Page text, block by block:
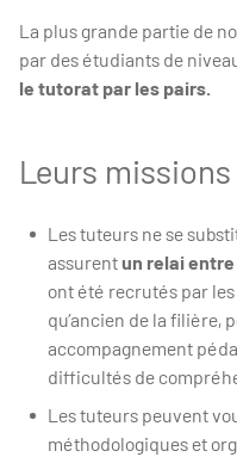
La plus grande partie de
par des étudiants de
le tutorat par les pairs.
Leurs missions
Les tuteurs ne se
assurentun relai entre
ont été recrutés par
qu’ancien de la filière,
accompagnement
difficultés de
Les tuteurs peuvent
méthodologiques et